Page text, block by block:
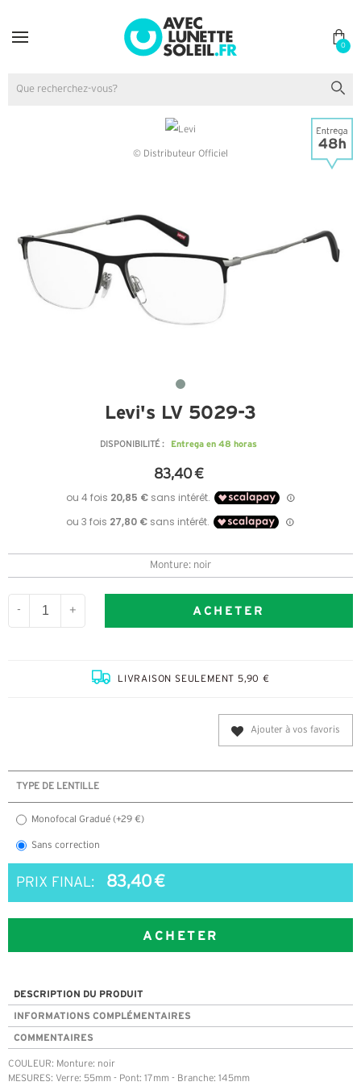
0
© Distributeur Officiel
Levi's LV 5029-3
DISPONIBILITÉ : Entrega en 48 horas
83,40 €
Monture: noir
- + ACHETER
LIVRAISON SEULEMENT 5,90 €
Ajouter à vos favoris
TYPE DE LENTILLE
Monofocal Gradué (+29 €)
Sans correction
PRIX FINAL: 83,40 €
ACHETER
DESCRIPTION DU PRODUIT
INFORMATIONS COMPLÉMENTAIRES
COMMENTAIRES
COULEUR: Monture: noir
MESURES: Verre: 55mm - Pont: 17mm - Branche: 145mm